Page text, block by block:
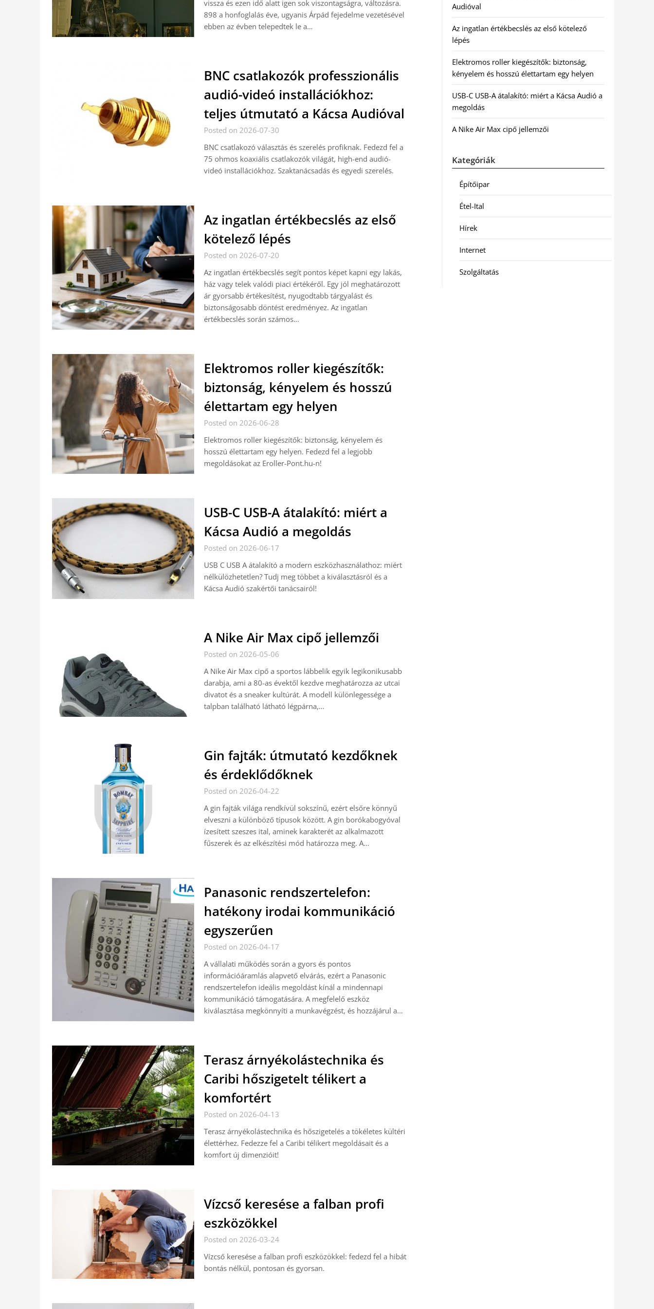
vissza és ezen idő alatt igen sok viszontagságra, változásra.
898 a honfoglalás éve, ugyanis Árpád fejedelme vezetésével
ebben az évben telepedtek le a…
BNC csatlakozók professzionális
audió-videó installációkhoz:
teljes útmutató a Kácsa Audióval
Posted on 2026-07-30
BNC csatlakozó választás és szerelés profiknak. Fedezd fel a
75 ohmos koaxiális csatlakozók világát, high-end audió-
videó installációkhoz. Szaktanácsadás és egyedi szerelés.
Az ingatlan értékbecslés az első
kötelező lépés
Posted on 2026-07-20
Az ingatlan értékbecslés segít pontos képet kapni egy lakás,
ház vagy telek valódi piaci értékéről. Egy jól meghatározott
ár gyorsabb értékesítést, nyugodtabb tárgyalást és
biztonságosabb döntést eredményez. Az ingatlan
értékbecslés során számos…
Elektromos roller kiegészítők:
biztonság, kényelem és hosszú
élettartam egy helyen
Posted on 2026-06-28
Elektromos roller kiegészítők: biztonság, kényelem és
hosszú élettartam egy helyen. Fedezd fel a legjobb
megoldásokat az Eroller-Pont.hu-n!
USB-C USB-A átalakító: miért a
Kácsa Audió a megoldás
Posted on 2026-06-17
USB C USB A átalakító a modern eszközhasználathoz: miért
nélkülözhetetlen? Tudj meg többet a kiválasztásról és a
Kácsa Audió szakértői tanácsairól!
A Nike Air Max cipő jellemzői
Posted on 2026-05-06
A Nike Air Max cipő a sportos lábbelik egyik legikonikusabb
darabja, ami a 80-as évektől kezdve meghatározza az utcai
divatot és a sneaker kultúrát. A modell különlegessége a
talpban található látható légpárna,…
Gin fajták: útmutató kezdőknek
és érdeklődőknek
Posted on 2026-04-22
A gin fajták világa rendkívül sokszínű, ezért elsőre könnyű
elveszni a különböző típusok között. A gin borókabogyóval
ízesített szeszes ital, aminek karakterét az alkalmazott
fűszerek és az elkészítési mód határozza meg. A…
Panasonic rendszertelefon:
hatékony irodai kommunikáció
egyszerűen
Posted on 2026-04-17
A vállalati működés során a gyors és pontos
információáramlás alapvető elvárás, ezért a Panasonic
rendszertelefon ideális megoldást kínál a mindennapi
kommunikáció támogatására. A megfelelő eszköz
kiválasztása megkönnyíti a munkavégzést, és hozzájárul a…
Terasz árnyékolástechnika és
Caribi hőszigetelt télikert a
komfortért
Posted on 2026-04-13
Terasz árnyékolástechnika és hőszigetelés a tökéletes kültéri
élettérhez. Fedezze fel a Caribi télikert megoldásait és a
komfort új dimenzióit!
Vízcső keresése a falban profi
eszközökkel
Posted on 2026-03-24
Vízcső keresése a falban profi eszközökkel: fedezd fel a hibát
bontás nélkül, pontosan és gyorsan.
Audióval
Az ingatlan értékbecslés az első kötelező
lépés
Elektromos roller kiegészítők: biztonság,
kényelem és hosszú élettartam egy helyen
USB-C USB-A átalakító: miért a Kácsa Audió a
megoldás
A Nike Air Max cipő jellemzői
Kategóriák
Építőipar
Étel-Ital
Hírek
Internet
Szolgáltatás